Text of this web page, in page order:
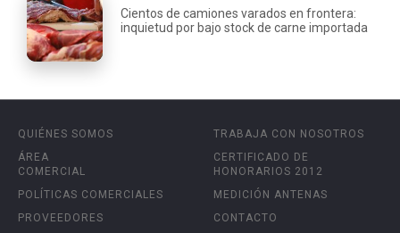
Cientos de camiones varados en frontera:
inquietud por bajo stock de carne importada
QUIÉNES SOMOS
ÁREA
COMERCIAL
POLÍTICAS COMERCIALES
PROVEEDORES
TRABAJA CON NOSOTROS
CERTIFICADO DE
HONORARIOS 2012
MEDICIÓN ANTENAS
CONTACTO